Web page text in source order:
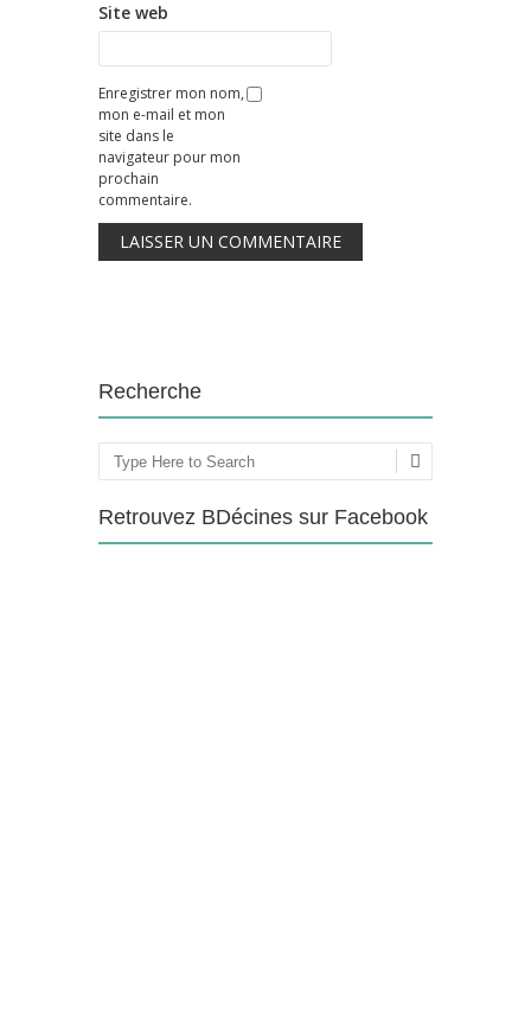
Site web
Enregistrer mon nom,
mon e-mail et mon
site dans le
navigateur pour mon
prochain
commentaire.
Recherche
Rechercher
Retrouvez BDécines sur Facebook